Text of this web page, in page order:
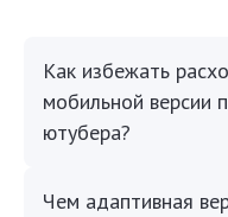
Как избежать
мобильной версии
ютубера?
Чем адаптивная